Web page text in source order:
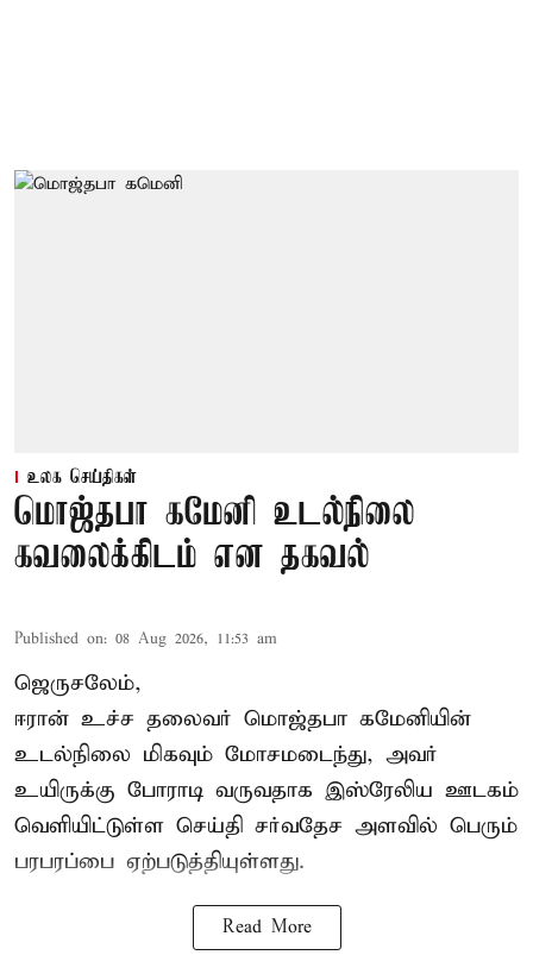
உலக செய்திகள்
மொஜ்தபா கமேனி உடல்நிலை
கவலைக்கிடம் என தகவல்
Published on: 08 Aug 2026, 11:53 am
ஜெருசலேம்,
ஈரான் உச்ச தலைவர் மொஜ்தபா கமேனியின்
உடல்நிலை மிகவும் மோசமடைந்து, அவர்
உயிருக்கு போராடி வருவதாக இஸ்ரேலிய ஊடகம்
வெளியிட்டுள்ள செய்தி சர்வதேச அளவில் பெரும்
பரபரப்பை ஏற்படுத்தியுள்ளது.
Read More